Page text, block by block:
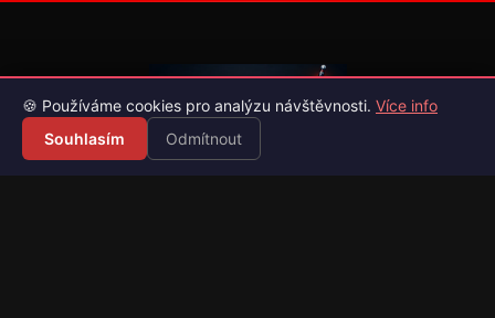
Váš průvodce světem videoher. Novinky, recenze a česko-
🍪 Používáme cookies pro analýzu návštěvnosti. Více info
Souhlasím
Odmítnout